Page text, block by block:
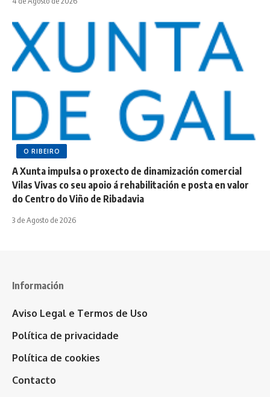
O RIBEIRO
A Xunta impulsa o proxecto de dinamización comercial
Vilas Vivas co seu apoio á rehabilitación e posta en valor
do Centro do Viño de Ribadavia
3 de Agosto de 2026
Información
Aviso Legal e Termos de Uso
Política de privacidade
Política de cookies
Contacto